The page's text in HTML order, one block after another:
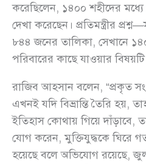
করেছিলেন, ১৪০০ শহীদের মধ্যে
দেখা করেছেন। প্রতিমন্ত্রীর
৮৪৪ জনের তালিকা, সেখানে
পরিবারের কাছে যাওয়ার
রাজিব আহসান বলেন, “প্রকৃত
এখনই যদি বিভ্রান্তি তৈরি হয়,
ইতিহাস কোথায় গিয়ে দাঁড়াবে,
যোগ করেন, মুক্তিযুদ্ধকে ঘিরে
হয়েছে বলে অভিযোগ রয়েছে,